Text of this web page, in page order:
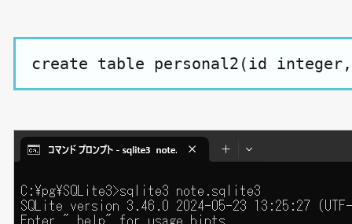
create table personal2(id